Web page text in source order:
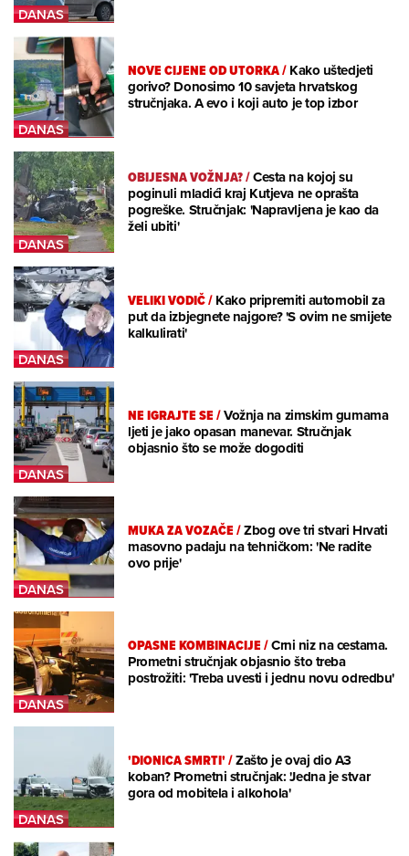
NOVE CIJENE OD UTORKA/Kako uštedjeti
gorivo? Donosimo 10 savjeta hrvatskog
stručnjaka. A evo i koji auto je top izbor
OBIJESNA VOŽNJA?/Cesta na kojoj su
poginuli mladići kraj Kutjeva ne oprašta
pogreške. Stručnjak: 'Napravljena je kao da
želi ubiti'
VELIKI VODIČ/Kako pripremiti automobil za
put da izbjegnete najgore? 'S ovim ne smijete
kalkulirati'
NE IGRAJTE SE/Vožnja na zimskim gumama
ljeti je jako opasan manevar. Stručnjak
objasnio što se može dogoditi
MUKA ZA VOZAČE/Zbog ove tri stvari Hrvati
masovno padaju na tehničkom: 'Ne radite
ovo prije'
OPASNE KOMBINACIJE/Crni niz na cestama.
Prometni stručnjak objasnio što treba
postrožiti: 'Treba uvesti i jednu novu odredbu'
'DIONICA SMRTI'/Zašto je ovaj dio A3
koban? Prometni stručnjak: 'Jedna je stvar
gora od mobitela i alkohola'